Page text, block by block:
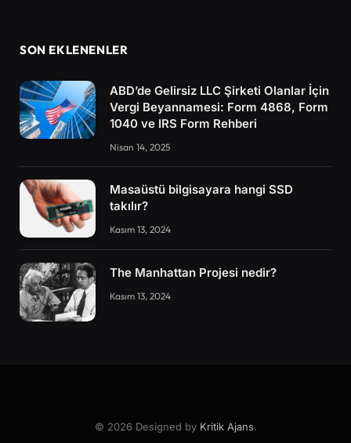
SON EKLENENLER
ABD’de Gelirsiz LLC Şirketi Olanlar İçin
Vergi Beyannamesi: Form 4868, Form
1040 ve IRS Form Rehberi
Nisan 14, 2025
Masaüstü bilgisayara hangi SSD
takılır?
Kasım 13, 2024
The Manhattan Projesi nedir?
Kasım 13, 2024
© 2026 Designed by Kritik Ajans.